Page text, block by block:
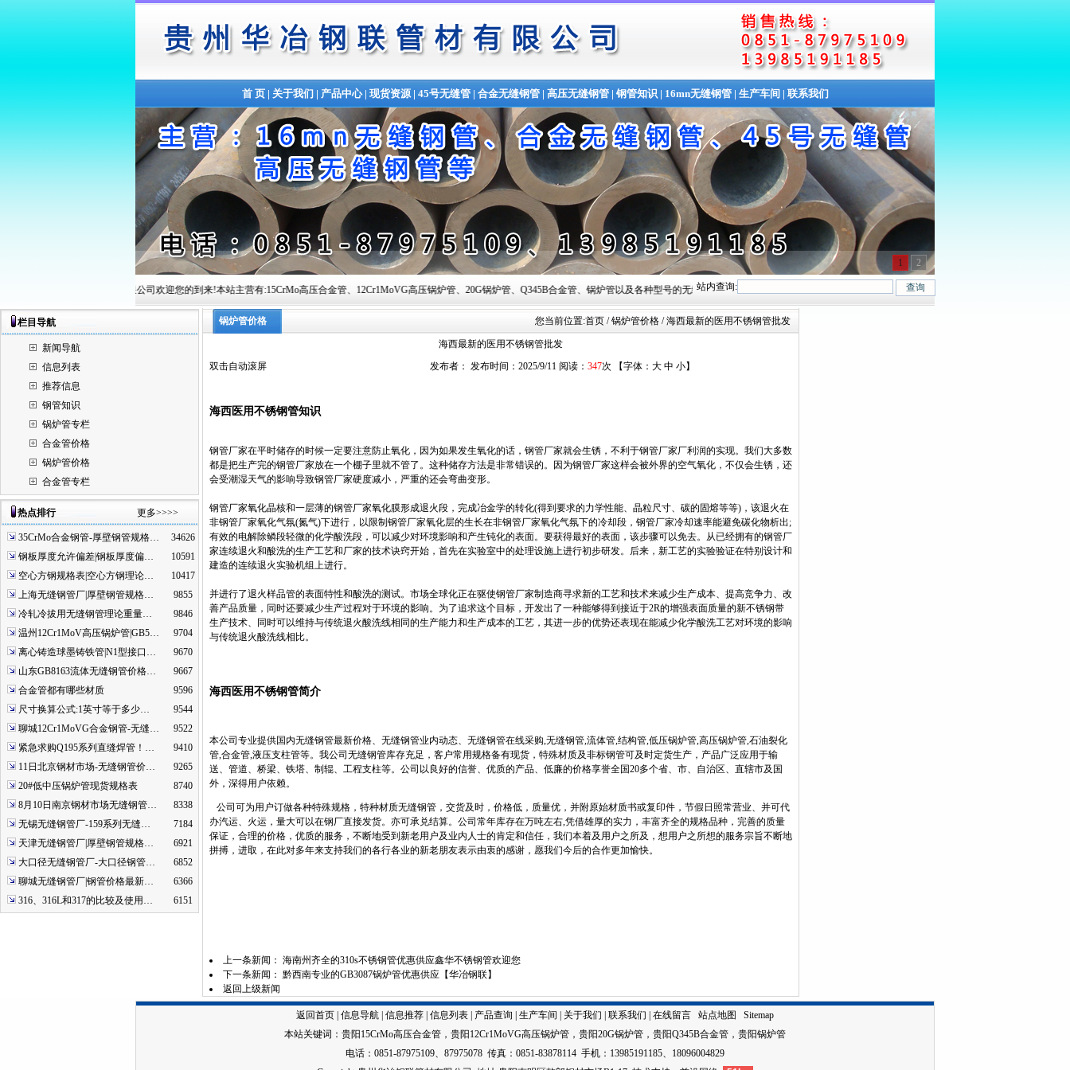
首 页| 关于我们 | 产品中心| 现货资源| 45号无缝管| 合金无缝钢管| 高压无缝钢管| 钢管知识| 16mn无缝钢管| 生产车间 | 联系我们
1 2
贵州华冶钢联管材有限公司欢迎您的到来!本站主营有:15CrMo高压合金管、12Cr1MoVG高压锅炉管、20G锅炉管、Q345B合金管、锅炉管以及各种型号的无缝钢管,常备材质：20#、35#、45#、20G、40Cr、20Cr、16Mn-45Mn、27SiMn、Cr5Mo、
站内查询:
栏目导航
新闻导航
信息列表
推荐信息
钢管知识
锅炉管专栏
合金管价格
锅炉管价格
合金管专栏
热点排行 更多>>>>
35CrMo合金钢管-厚壁钢管规格…
34626
钢板厚度允许偏差|钢板厚度偏…
10591
空心方钢规格表|空心方钢理论…
10417
上海无缝钢管厂|厚壁钢管规格…
9855
冷轧冷拔用无缝钢管理论重量…
9846
温州12Cr1MoV高压锅炉管|GB5…
9704
离心铸造球墨铸铁管|N1型接口…
9670
山东GB8163流体无缝钢管价格…
9667
合金管都有哪些材质
9596
尺寸换算公式:1英寸等于多少…
9544
聊城12Cr1MoVG合金钢管-无缝…
9522
紧急求购Q195系列直缝焊管！…
9410
11日北京钢材市场-无缝钢管价…
9265
20#低中压锅炉管现货规格表
8740
8月10日南京钢材市场无缝钢管…
8338
无锡无缝钢管厂-159系列无缝…
7184
天津无缝钢管厂|厚壁钢管规格…
6921
大口径无缝钢管厂-大口径钢管…
6852
聊城无缝钢管厂|钢管价格最新…
6366
316、316L和317的比较及使用…
6151
锅炉管价格 您当前位置:首页 / 锅炉管价格 / 海西最新的医用不锈钢管批发
海西最新的医用不锈钢管批发
双击自动滚屏
发布者： 发布时间：2025/9/11 阅读： 347次 【字体： 大 中 小】
海西医用不锈钢管知识
钢管厂家在平时储存的时候一定要注意防止氧化，因为如果发生氧化的话，钢管厂家就会生锈，不利于钢管厂家厂利润的实现。我们大多数
都是把生产完的钢管厂家放在一个棚子里就不管了。这种储存方法是非常错误的。因为钢管厂家这样会被外界的空气氧化，不仅会生锈，还
会受潮湿天气的影响导致钢管厂家硬度减小，严重的还会弯曲变形。
钢管厂家氧化晶核和一层薄的钢管厂家氧化膜形成退火段，完成冶金学的转化(得到要求的力学性能、晶粒尺寸、碳的固熔等等)，该退火在
非钢管厂家氧化气氛(氮气)下进行，以限制钢管厂家氧化层的生长在非钢管厂家氧化气氛下的冷却段，钢管厂家冷却速率能避免碳化物析出;
有效的电解除鳞段轻微的化学酸洗段，可以减少对环境影响和产生钝化的表面。要获得最好的表面，该步骤可以免去。从已经拥有的钢管厂
家连续退火和酸洗的生产工艺和厂家的技术诀窍开始，首先在实验室中的处理设施上进行初步研发。后来，新工艺的实验验证在特别设计和
建造的连续退火实验机组上进行。
并进行了退火样品管的表面特性和酸洗的测试。市场全球化正在驱使钢管厂家制造商寻求新的工艺和技术来减少生产成本、提高竞争力、改
善产品质量，同时还要减少生产过程对于环境的影响。为了追求这个目标，开发出了一种能够得到接近于2R的增强表面质量的新不锈钢带
生产技术、同时可以维持与传统退火酸洗线相同的生产能力和生产成本的工艺，其进一步的优势还表现在能减少化学酸洗工艺对环境的影响
与传统退火酸洗线相比。
海西医用不锈钢管简介
本公司专业提供国内无缝钢管最新价格、无缝钢管业内动态、无缝钢管在线采购,无缝钢管,流体管,结构管,低压锅炉管,高压锅炉管,石油裂化
管,合金管,液压支柱管等。我公司无缝钢管库存充足，客户常用规格备有现货，特殊材质及非标钢管可及时定货生产，产品广泛应用于输
送、管道、桥梁、铁塔、制辊、工程支柱等。公司以良好的信誉、优质的产品、低廉的价格享誉全国20多个省、市、自治区、直辖市及国
外，深得用户依赖。
公司可为用户订做各种特殊规格，特种材质无缝钢管，交货及时，价格低，质量优，并附原始材质书或复印件，节假日照常营业、并可代
办汽运、火运，量大可以在钢厂直接发货。亦可承兑结算。公司常年库存在万吨左右,凭借雄厚的实力，丰富齐全的规格品种，完善的质量
保证，合理的价格，优质的服务，不断地受到新老用户及业内人士的肯定和信任，我们本着及用户之所及，想用户之所想的服务宗旨不断地
拼搏，进取，在此对多年来支持我们的各行各业的新老朋友表示由衷的感谢，愿我们今后的合作更加愉快。
上一条新闻： 海南州齐全的310s不锈钢管优惠供应鑫华不锈钢管欢迎您
下一条新闻： 黔西南专业的GB3087锅炉管优惠供应【华冶钢联】
返回上级新闻
返回首页 信息导航 信息推荐 信息列表 产品查询 生产车间 关于我们 联系我们 在线留言 站点地图
Sitemap
本站关键词： 贵阳15CrMo高压合金管 ， 贵阳12Cr1MoVG高压锅炉管 ， 贵阳20G锅炉管 ， 贵阳Q345B合金管 ， 贵阳锅炉管
电话：0851-87975109、87975078 传真：0851-83878114 手机：13985191185、18096004829